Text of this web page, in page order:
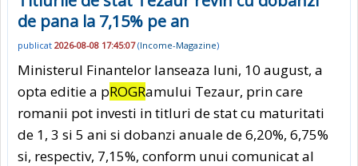
de pana la 7,15% pe an
publicat 2026-08-08 17:45:07(Income-Magazine)
Ministerul Finantelor lanseaza luni, 10 august, a
opta editie a pROGRamului Tezaur, prin care
romanii pot investi in titluri de stat cu maturitati
de 1, 3 si 5 ani si dobanzi anuale de 6,20%, 6,75%
si, respectiv, 7,15%, conform unui comunicat al